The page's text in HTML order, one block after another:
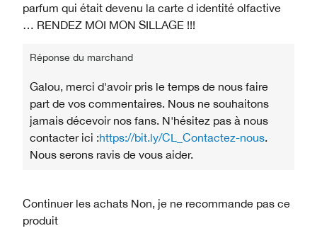
parfum qui était devenu la carte d identité olfactive
… RENDEZ MOI MON SILLAGE !!!
Réponse du marchand
Galou, merci d'avoir pris le temps de nous faire
part de vos commentaires. Nous ne souhaitons
jamais décevoir nos fans. N'hésitez pas à nous
contacter ici :https://bit.ly/CL_Contactez-nous
Nous serons ravis de vous aider.
Continuer les achats Non, je ne recommande pas ce
produit